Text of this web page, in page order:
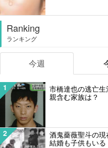
Ranking
ランキング
今週
1
市橋達也の逃亡
親含む家族は？
2
酒鬼薔薇聖斗の
結婚も子供もいる